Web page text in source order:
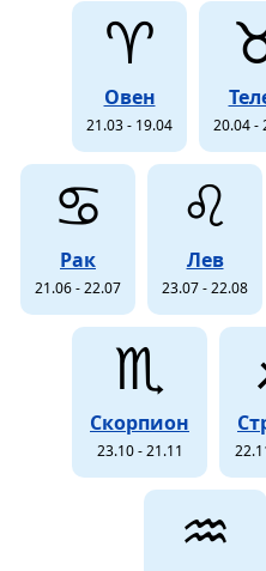
♈
Овен
21.03 - 19.04 20.04 -
♋
Рак
21.06 - 22.07
♌
Лев
23.07 - 22.08
♏
Скорпион
23.10 - 21.11
♒